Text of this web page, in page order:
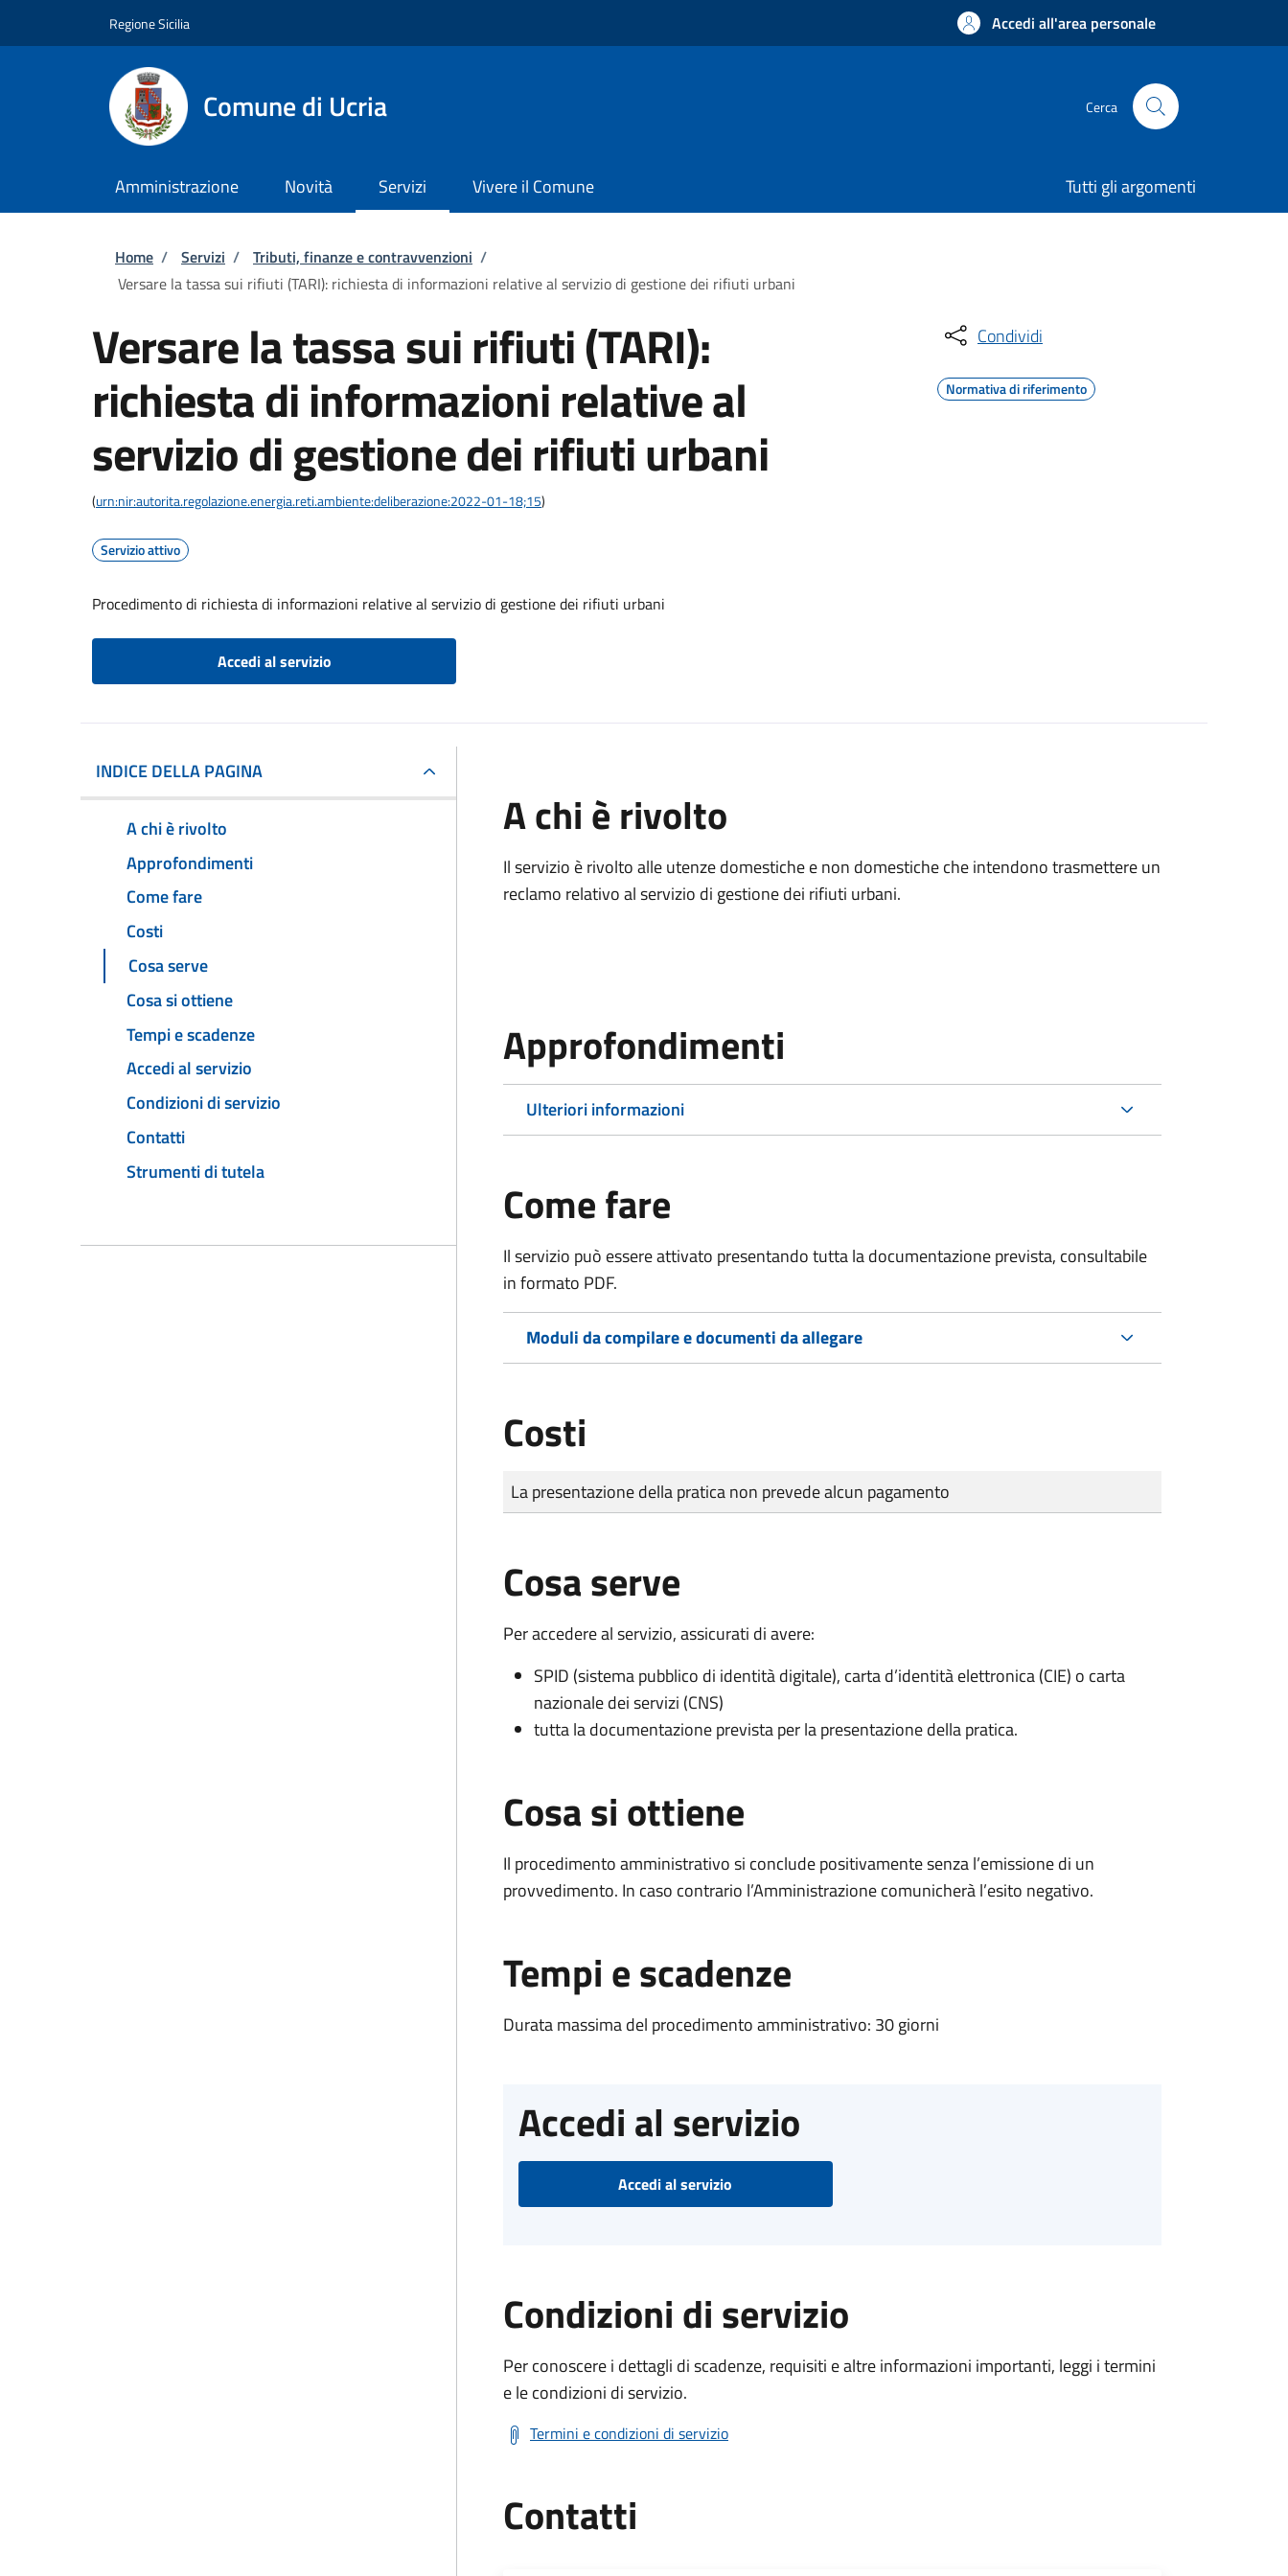
Regione Sicilia Accedi all'area personale
Comune di Ucria Cerca
Amministrazione Novità Servizi Vivere il Comune Tutti gli argomenti
Briciole di pane
Home / Servizi / Tributi, finanze e contravvenzioni /
Versare la tassa sui rifiuti (TARI): richiesta di informazioni relative al servizio di gestione dei rifiuti urbani
Versare la tassa sui rifiuti (TARI):
richiesta di informazioni relative al
servizio di gestione dei rifiuti urbani
(urn:nir:autorita.regolazione.energia.reti.ambiente:deliberazione:2022-01-18;15)
Servizio attivo
Procedimento di richiesta di informazioni relative al servizio di gestione dei rifiuti urbani
Accedi al servizio
Condividi
Normativa di riferimento
INDICE DELLA PAGINA
A chi è rivolto
Approfondimenti
Come fare
Costi
Cosa serve
Cosa si ottiene
Tempi e scadenze
Accedi al servizio
Condizioni di servizio
Contatti
Strumenti di tutela
A chi è rivolto
Il servizio è rivolto alle utenze domestiche e non domestiche che intendono trasmettere un
reclamo relativo al servizio di gestione dei rifiuti urbani.
Approfondimenti
Ulteriori informazioni
Come fare
Il servizio può essere attivato presentando tutta la documentazione prevista, consultabile
in formato PDF.
Moduli da compilare e documenti da allegare
Costi
Tipo di pagamento
Importo
La presentazione della pratica non prevede alcun pagamento
Cosa serve
Per accedere al servizio, assicurati di avere:
SPID (sistema pubblico di identità digitale), carta d’identità elettronica (CIE) o carta
nazionale dei servizi (CNS)
tutta la documentazione prevista per la presentazione della pratica.
Cosa si ottiene
Il procedimento amministrativo si conclude positivamente senza l’emissione di un
provvedimento. In caso contrario l’Amministrazione comunicherà l’esito negativo.
Tempi e scadenze
Durata massima del procedimento amministrativo: 30 giorni
Accedi al servizio
Accedi al servizio
Condizioni di servizio
Per conoscere i dettagli di scadenze, requisiti e altre informazioni importanti, leggi i termini
e le condizioni di servizio.
Termini e condizioni di servizio
Contatti